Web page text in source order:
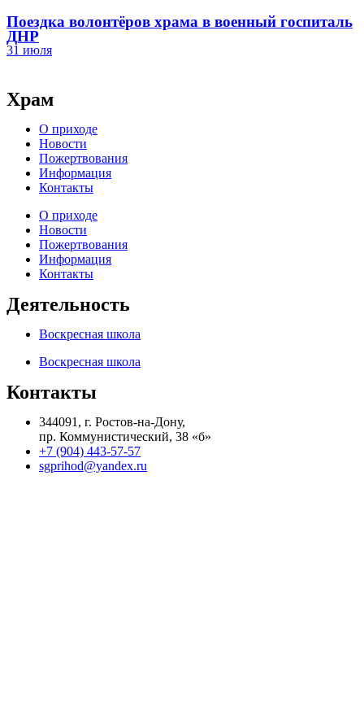
Поездка волонтёров храма в военный госпиталь
ДНР
31 июля
Храм
О приходе
Новости
Пожертвования
Информация
Контакты
О приходе
Новости
Пожертвования
Информация
Контакты
Деятельность
Воскресная школа
Воскресная школа
Контакты
344091, г. Ростов-на-Дону,
пр. Коммунистический, 38 «б»
+7 (904) 443-57-57
sgprihod@yandex.ru